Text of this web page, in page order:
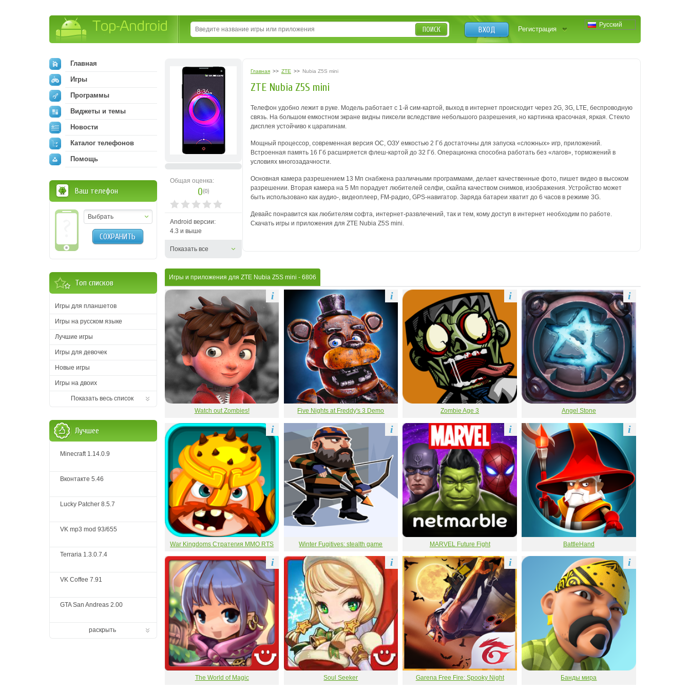
Русский
ВХОД Регистрация
ПОИСК
Общая оценка:
0(0)
Android версии:
4.3 и выше
Показать все
Главная >> ZTE >> Nubia Z5S mini
ZTE Nubia Z5S mini
Телефон удобно лежит в руке. Модель работает с 1-й сим-картой, выход в интернет происходит через 2G, 3G, LTE, беспроводную
связь. На большом емкостном экране видны пиксели вследствие небольшого разрешения, но картинка красочная, яркая. Стекло
дисплея устойчиво к царапинам.
Мощный процессор, современная версия ОС, ОЗУ емкостью 2 Гб достаточны для запуска «сложных» игр, приложений.
Встроенная память 16 Гб расширяется флеш-картой до 32 Гб. Операционка способна работать без «лагов», торможений в
условиях многозадачности.
Основная камера разрешением 13 Мп снабжена различными программами, делает качественные фото, пишет видео в высоком
разрешении. Вторая камера на 5 Мп порадует любителей селфи, скайпа качеством снимков, изображения. Устройство может
быть использовано как аудио-, видеоплеер, FM-радио, GPS-навигатор. Заряда батареи хватит до 6 часов в режиме 3G.
Девайс понравится как любителям софта, интернет-развлечений, так и тем, кому доступ в интернет необходим по работе.
Скачать игры и приложения для ZTE Nubia Z5S mini.
Игры и приложения для ZTE Nubia Z5S mini - 6806
Watch out Zombies!
i
Five Nights at Freddy's 3 Demo
i
Zombie Age 3
i
Angel Stone
i
War Kingdoms Стратегия MMO RTS
i
Winter Fugitives: stealth game
i
MARVEL Future Fight
i
BattleHand
i
The World of Magic
i
Soul Seeker
i
Garena Free Fire: Spooky Night
i
Банды мира
i
Главная
Игры
Программы
Виджеты и темы
Новости
Каталог телефонов
Помощь
Ваш телефон
Выбрать
СОХРАНИТЬ
Топ списков
Игры для планшетов
Игры на русском языке
Лучшие игры
Игры для девочек
Новые игры
Игры на двоих
Показать весь список
Лучшее
Minecraft 1.14.0.9
Вконтакте 5.46
Lucky Patcher 8.5.7
VK mp3 mod 93/655
Terraria 1.3.0.7.4
VK Coffee 7.91
GTA San Andreas 2.00
раскрыть